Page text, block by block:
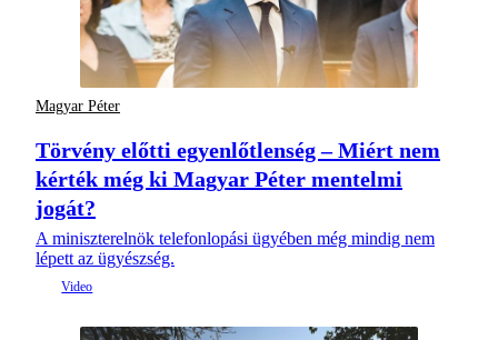
Magyar Péter
Törvény előtti egyenlőtlenség – Miért nem
kérték még ki Magyar Péter mentelmi
jogát?
A miniszterelnök telefonlopási ügyében még mindig nem
lépett az ügyészség.